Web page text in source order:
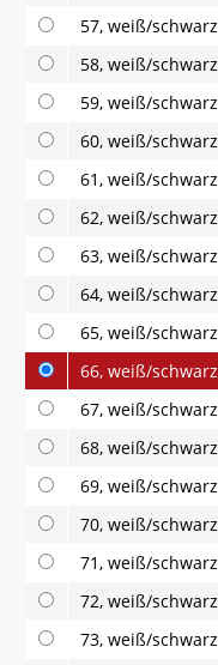
57, weiß/schwarz
58, weiß/schwarz
59, weiß/schwarz
60, weiß/schwarz
61, weiß/schwarz
62, weiß/schwarz
63, weiß/schwarz
64, weiß/schwarz
65, weiß/schwarz
66, weiß/schwarz
67, weiß/schwarz
68, weiß/schwarz
69, weiß/schwarz
70, weiß/schwarz
71, weiß/schwarz
72, weiß/schwarz
73, weiß/schwarz